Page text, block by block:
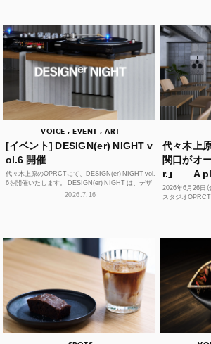
VOICE , EVENT , ART
[イベント] DESIGN(er) NIGHT v
ol.6 開催
代々木上原のOPRCTにて、DESIGN(er) NIGHT vol.
6を開催いたします。 DESIGN(er) NIGHT は、デザ
イナー、デザインに...2026.7.16
代々木上
関口がオ
r.」 ── A
2026年6月26日
スタジオOPRCT
er.」（ハイアー